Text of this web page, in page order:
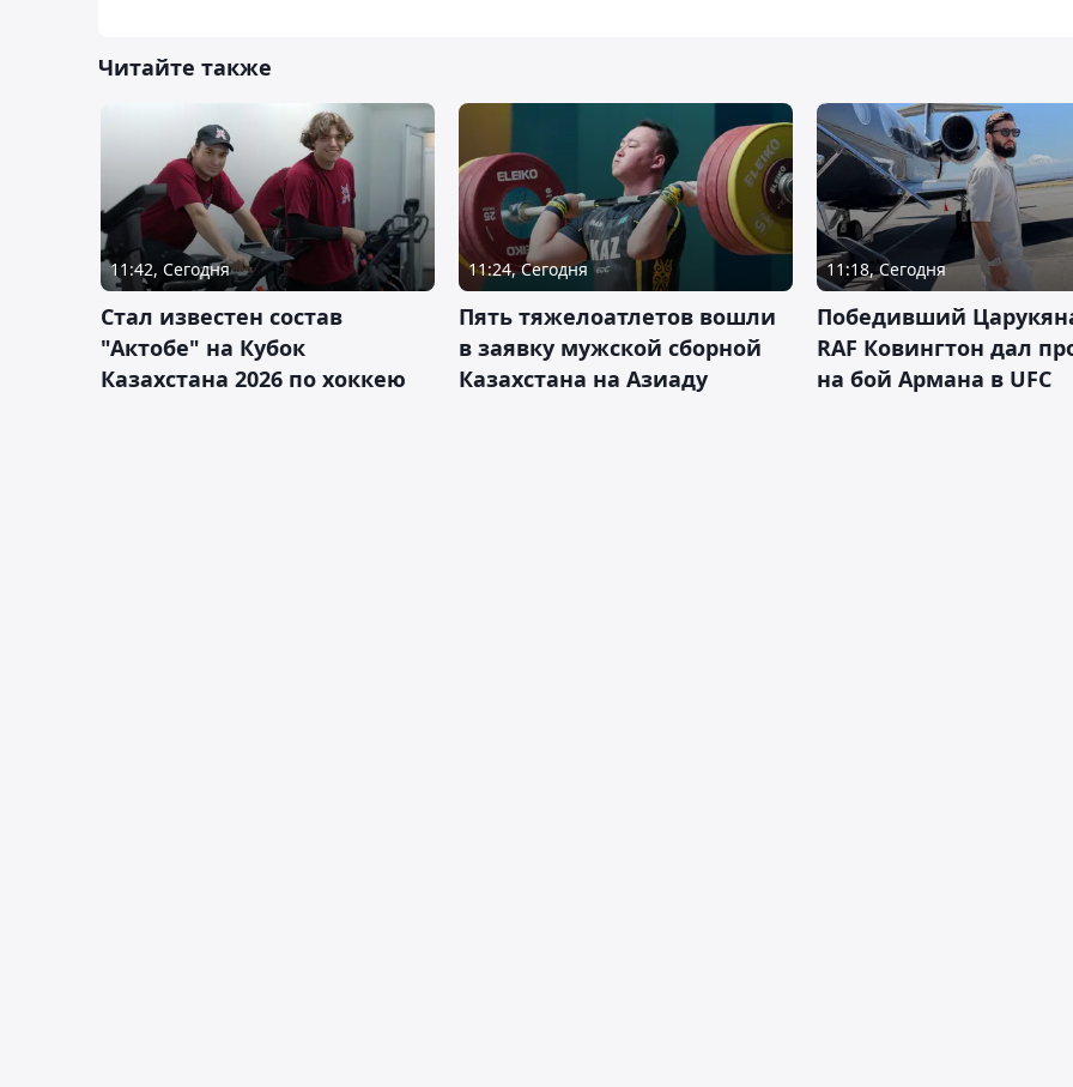
Читайте также
11:42, Сегодня
Стал известен состав
"Актобе" на Кубок
Казахстана 2026 по хоккею
11:24, Сегодня
Пять тяжелоатлетов вошли
в заявку мужской сборной
Казахстана на Азиаду
11:18, Сегодня
Победивший
RAF Ковингтон дал
на бой Армана в UFC